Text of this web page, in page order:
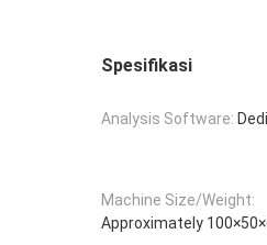
Spesifikasi
Analysis Software:
Machine Size/Weight:
Approximately